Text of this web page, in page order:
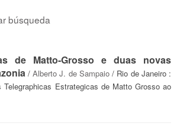
búsqueda
de Matto-Grosso e duas novas
/ Alberto J. de Sampaio/ Rio de Janeiro :
Telegraphicas Estrategicas de Matto Grosso ao